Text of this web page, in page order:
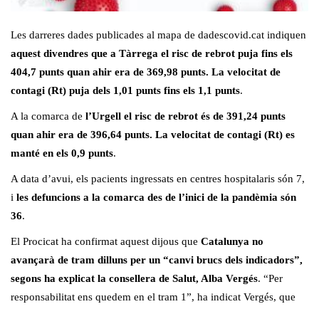
Les darreres dades publicades al mapa de dadescovid.cat indiquen
aquest divendres que a Tàrrega el risc de rebrot puja fins els
404,7 punts quan ahir era de 369,98 punts. La velocitat de
contagi (Rt) puja dels 1,01 punts fins els 1,1 punts.
A la comarca de l’Urgell el risc de rebrot és de 391,24 punts
quan ahir era de 396,64 punts. La velocitat de contagi (Rt) es
manté en els 0,9 punts.
A data d’avui, els pacients ingressats en centres hospitalaris són 7,
i les defuncions a la comarca des de l’inici de la pandèmia són
36.
El Procicat ha confirmat aquest dijous que Catalunya no
avançarà de tram dilluns per un “canvi brucs dels indicadors”,
segons ha explicat la consellera de Salut, Alba Vergés. “Per
responsabilitat ens quedem en el tram 1”, ha indicat Vergés, que